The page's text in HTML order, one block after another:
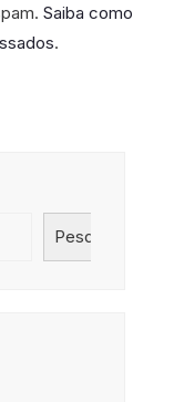
Saiba como
.
Pesquisar